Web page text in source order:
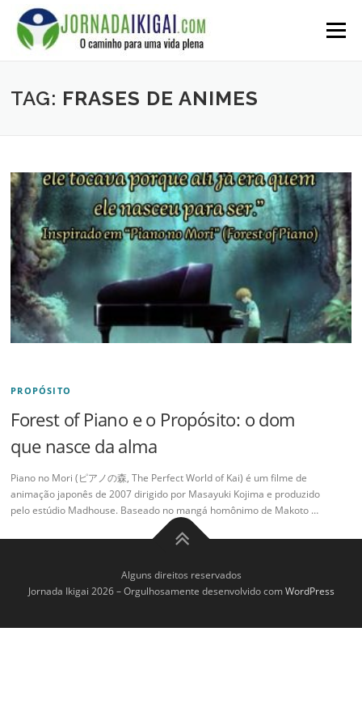
para
Menu
TAG: FRASES DE ANIMES
PROPÓSITO
Forest of Piano e o Propósito: o dom
que nasce da alma
Piano no Mori (ピアノの森, The Perfect World of Kai) é um filme de
animação japonês de 2007 dirigido por Masayuki Kojima e produzido
pelo estúdio Madhouse. Baseado no mangá homônimo de Makoto …
Alguns direitos reservados
Jornada Ikigai 2026–Orgulhosamente desenvolvido comWordPress